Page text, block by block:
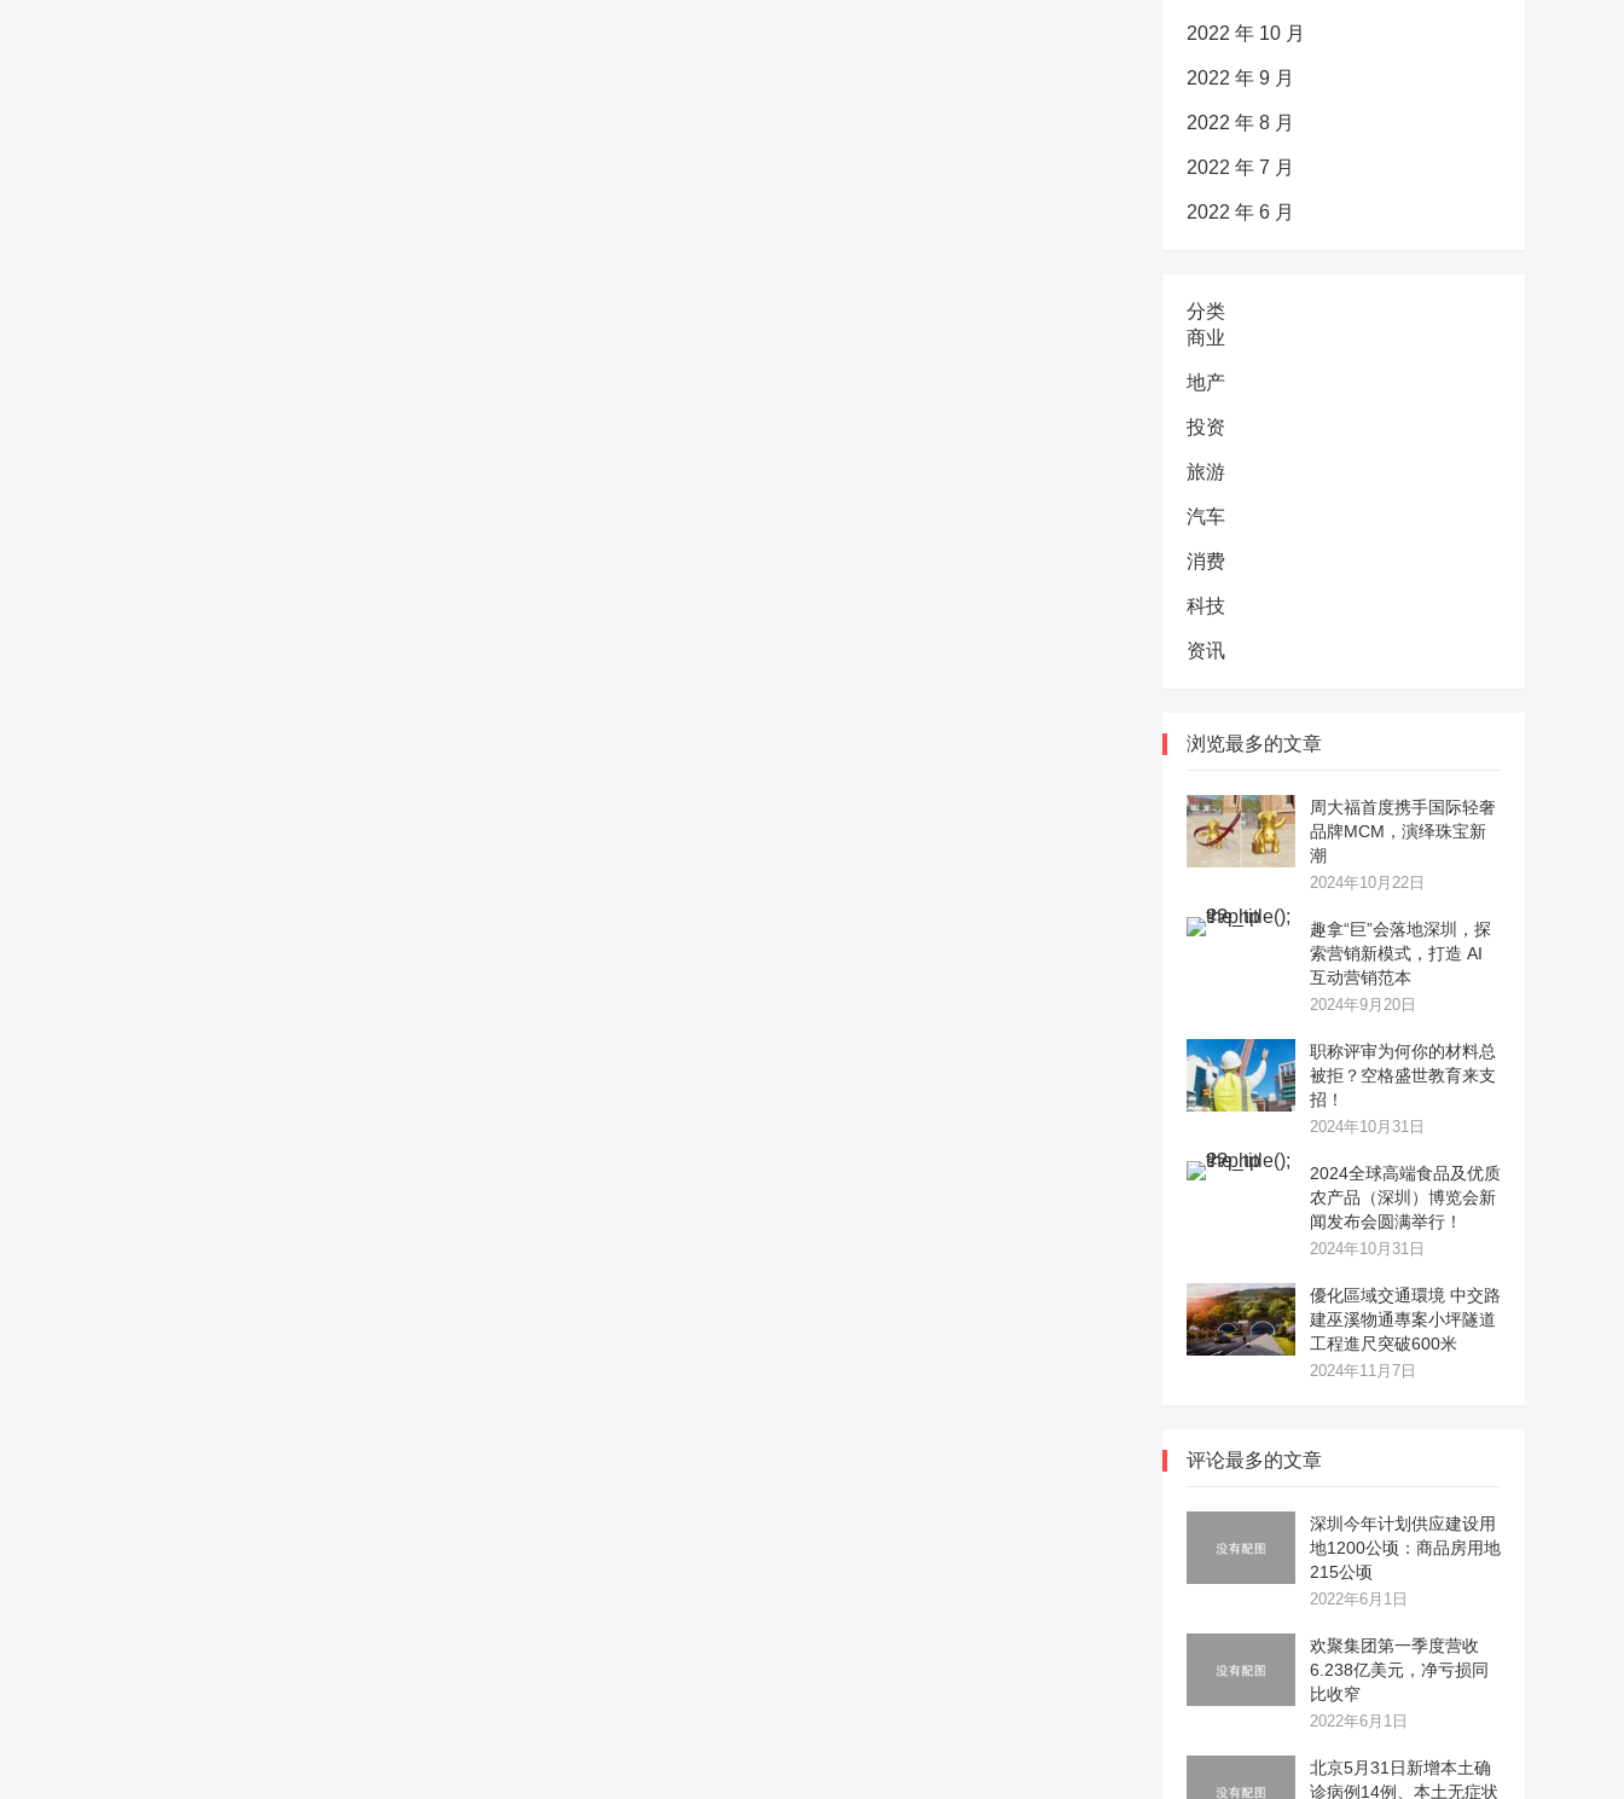
2022 年 10 月
2022 年 9 月
2022 年 8 月
2022 年 7 月
2022 年 6 月
分类
商业
地产
投资
旅游
汽车
消费
科技
资讯
浏览最多的文章
周大福首度携手国际轻奢
品牌MCM，演绎珠宝新
潮
2024年10月22日
趣拿“巨”会落地深圳，探
索营销新模式，打造 AI
互动营销范本
2024年9月20日
职称评审为何你的材料总
被拒？空格盛世教育来支
招！
2024年10月31日
2024全球高端食品及优质
农产品（深圳）博览会新
闻发布会圆满举行！
2024年10月31日
優化區域交通環境 中交路
建巫溪物通專案小坪隧道
工程進尺突破600米
2024年11月7日
评论最多的文章
深圳今年计划供应建设用
地1200公顷：商品房用地
215公顷
2022年6月1日
欢聚集团第一季度营收
6.238亿美元，净亏损同
比收窄
2022年6月1日
北京5月31日新增本土确
诊病例14例、本土无症状